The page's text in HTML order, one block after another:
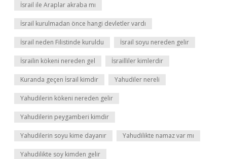
İsrail ile Araplar akraba mı
İsrail kurulmadan önce hangi devletler vardı
İsrail neden Filistinde kuruldu İsrail soyu nereden gelir
İsrailin kökeni nereden gel İsrailliler kimlerdir
Kuranda geçen İsrail kimdir Yahudiler nereli
Yahudilerin kökeni nereden gelir
Yahudilerin peygamberi kimdir
Yahudilerin soyu kime dayanır Yahudilikte namaz var mı
Yahudilikte soy kimden gelir